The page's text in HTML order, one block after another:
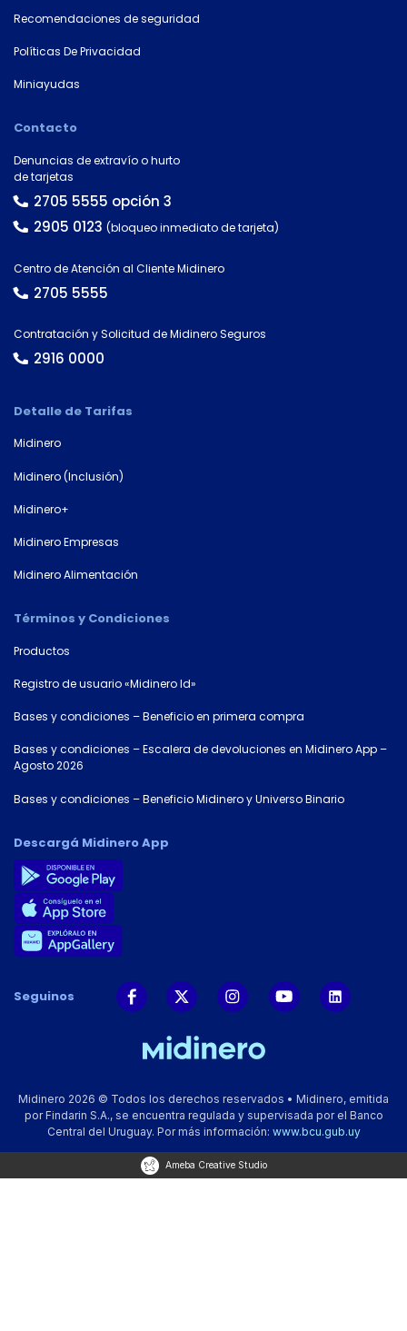
×
Consultá
de
cuenta
Tipo
de
documento
documento*
Recomendaciones de seguridad
Políticas De Privacidad
Miniayudas
Contacto
Denuncias de extravío o hurto
de tarjetas
2705 5555 opción 3
2905 0123 (bloqueo inmediato de tarjeta)
Centro de Atención al Cliente Midinero
2705 5555
Contratación y Solicitud de Midinero Seguros
2916 0000
Detalle de Tarifas
Midinero
Midinero (Inclusión)
Midinero+
Midinero Empresas
Midinero Alimentación
Términos y Condiciones
Productos
Registro de usuario «Midinero Id»
Bases y condiciones – Beneficio en primera compra
Bases y condiciones – Escalera de devoluciones en Midinero App –
Agosto 2026
Bases y condiciones – Beneficio Midinero y Universo Binario
Descargá Midinero App
Seguinos
Midinero 2026 © Todos los derechos reservados • Midinero, emitida
por Findarin S.A., se encuentra regulada y supervisada por el Banco
Central del Uruguay. Por más información: www.bcu.gub.uy
Ameba Creative Studio